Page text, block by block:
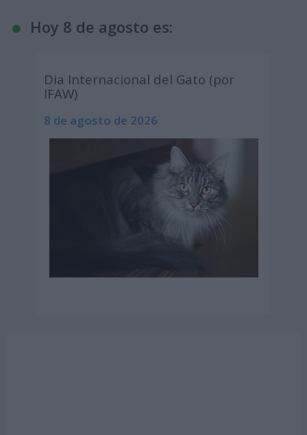
Hoy 8 de agosto es:
Dia Internacional del Gato (por
IFAW)
8 de agosto de 2026